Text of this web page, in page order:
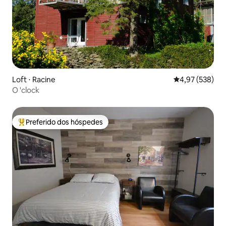
Loft ⋅ Racine 4,97 de uma
4,97 (538)
O 'clock
Entre os melhores preferidos dos hóspedes
Preferido dos hóspedes